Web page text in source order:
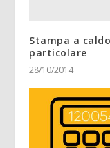
Stampa a
particolare
28/10/2014